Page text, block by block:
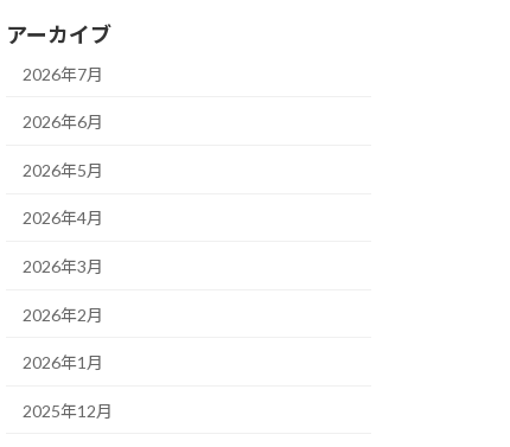
アーカイブ
2026年7月
2026年6月
2026年5月
2026年4月
2026年3月
2026年2月
2026年1月
2025年12月